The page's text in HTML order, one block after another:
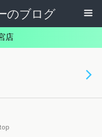
のブログ
店